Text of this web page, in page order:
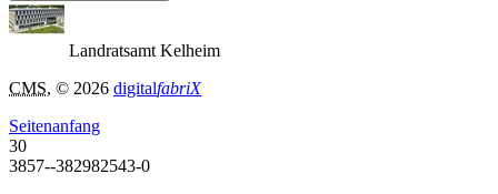
Landratsamt Kelheim
CMS, © 2026 digitalfabriX
Seitenanfang
30
3857--382982543-0